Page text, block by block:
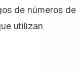
de números de
utilizan